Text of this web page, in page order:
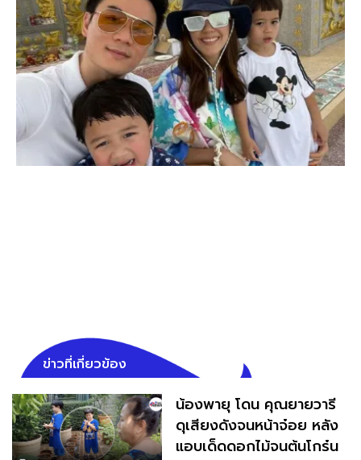
ข่าวที่เกี่ยวข้อง
น้องพายุ โดน คุณยายวารี
ดุเสียงดังจนหน้าจ๋อย หลัง
แอบเด็ดดอกไม้จนต้นโกร๋น